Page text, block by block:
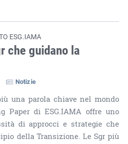
ESG.IAMA
che guidano la
Notizie
una parola chiave nel mondo
Paper di ESG.IAMA offre uno
di approcci e strategie che
della Transizione. Le Sgr più